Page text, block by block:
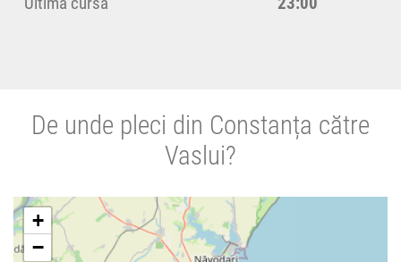
De unde pleci din Constanța către
Vaslui?
+
−